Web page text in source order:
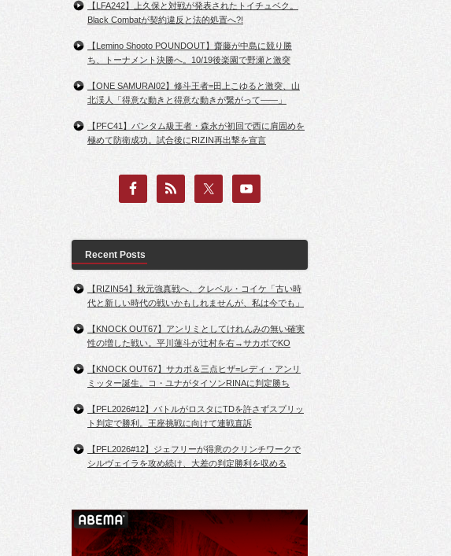
【LFA242】上久保と対戦が発表されたトイチュベク。
Black Combatが契約違反と法的処置へ?!
【Lemino Shooto POUNDOUT】齋藤が中島に競り勝
ち、トーナメント決勝へ。10/19後楽園で野瀬と激突
【ONE SAMURAI02】修斗王者=田上こゆると激突、山
北渓人「得意な動きと得意な動きが繋がって――」
【PFC41】バンタム級王者・森永が初回で西に肩固めを
極めて防衛成功。試合後にRIZIN再出撃を宣言
Recent Posts
【RIZIN54】秋元強真戦へ、クレベル・コイケ「古い時
代と新しい時代の戦いかもしれませんが、私は今でも」
【KNOCK OUT67】アンリミとしてけれんみの無い確実
性の増した戦い。平川蓮斗が辻村を右→サカボでKO
【KNOCK OUT67】サカボ＆三点ヒザ=レディ・アンリ
ミッター誕生。コ・ユナがタイソンRINAに判定勝ち
【PFL2026#12】バトルがロスタにTDを許さずスプリッ
ト判定で勝利。王座挑戦に向けて連戦直訴
【PFL2026#12】ジェフリーが得意のクリンチワークで
シルヴェイラを攻め続け、大差の判定勝利を収める